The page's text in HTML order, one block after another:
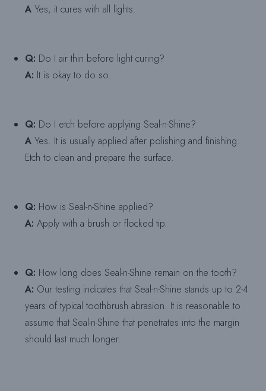
AYes, it cures with all lights.
Q: Do I air thin before light curing?
A: It is okay to do so.
Q: Do I etch before applying Seal-n-Shine?
AYes. It is usually applied after polishing and finishing.
Etch to clean and prepare the surface.
Q: How is Seal-n-Shine applied?
A:Apply with a brush or flocked tip.
Q: How long does Seal-n-Shine remain on the tooth?
A: Our testing indicates that Seal-n-Shine stands up to 2-4
years of typical toothbrush abrasion. It is reasonable to
assume that Seal-n-Shine that penetrates into the margin
should last much longer.